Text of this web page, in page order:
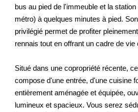
bus au pied de l'immeuble et la station
métro) à quelques minutes à pied.
privilégié permet de profiter
rennais tout en offrant un cadre de
Situé dans une copropriété récente,
compose d'une entrée, d'une cuisine
entièrement aménagée et équipée,
lumineux et spacieux. Vous serez